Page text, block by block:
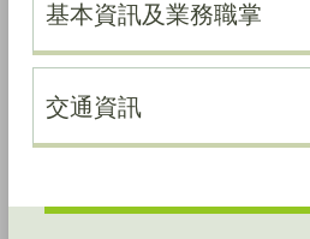
基本資訊及業務職掌
交通資訊